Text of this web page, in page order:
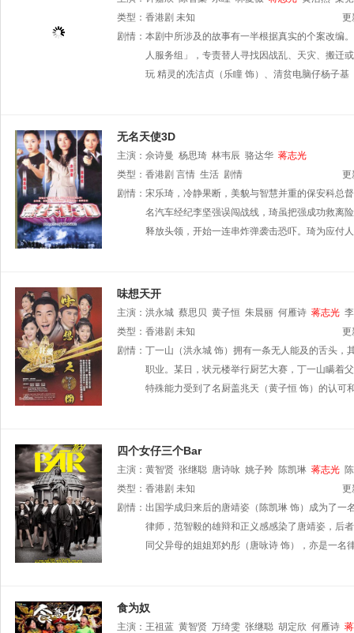
类型： 香港剧 未知
更
剧情： 本剧中所涉及的故事有一半根据真实的个案改编
人服务组」，专责替人寻找因战乱、天灾、搬迁
玩 精灵的冼洁贞（乐瞳 饰）、清贫电脑仔杨子
无名天使3D
主演： 佘诗曼 杨思琦 林韦辰 骆达华 蒋志光
类型： 香港剧 言情 生活 剧情
更
剧情： 宋乐琦，冷静果断，美貌与智慧并重的保安科总
名汽车经纪李坚强误闯战线，琦虽把强成功救离
释放头领，开始一连串炸弹袭击恐吓。琦为应付
味想天开
主演： 洪永城 蔡思贝 黄子恒 朱晨丽 何雁诗 蒋志光
峻 曾航生 吴家乐
类型： 香港剧 未知
更
剧情： 丁一山（洪永城 饰）拥有一条无人能及的舌头，
职业。某日，状元楼举行厨艺大赛，丁一山瞒着
特殊能力受到了名厨盖兆天（黄子恒 饰）的认
四个女仔三个Bar
主演： 黄智贤 张继聪 唐诗咏 姚子羚 陈凯琳 蒋志光
类型： 香港剧 未知
更
剧情： 出国学成归来后的唐靖姿（陈凯琳 饰）成为了一
律师，范智毅的雄辩和正义感感染了唐靖姿，后
同父异母的姐姐郑妁彤（唐咏诗 饰），亦是一
食为奴
主演： 王祖蓝 黄智贤 万绮雯 张继聪 胡定欣 何雁诗